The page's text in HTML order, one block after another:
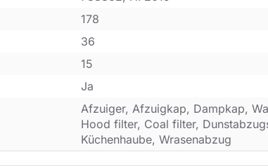
178
36
15
Ja
Afzuiger, Afzuigkap, Dampkap,
Hood filter, Coal filter,
Küchenhaube, Wrasenabzug